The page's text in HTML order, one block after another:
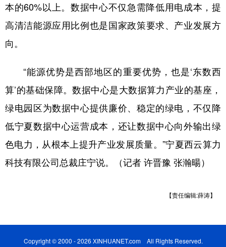
本的60%以上。数据中心不仅急需降低用电成本，提
高清洁能源应用比例也是国家政策要求、产业发展方
向。
“能源优势是西部地区的重要优势，也是‘东数西
算’的基础保障。数据中心是大数据算力产业的基座，
绿电园区为数据中心提供廉价、稳定的绿电，不仅降
低宁夏数据中心运营成本，还让数据中心向外输出绿
色电力，从根本上提升产业发展质量。”宁夏西云算力
科技有限公司总裁庄宁说。（记者 许晋豫 张瀚暘）
【责任编辑:薛涛】
Copyright © 2000 - 2026 XINHUANET.com All Rights Reserved.